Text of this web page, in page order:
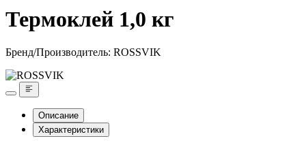
Термоклей 1,0 кг
Бренд/Производитель: ROSSVIK
Описание
Характеристики